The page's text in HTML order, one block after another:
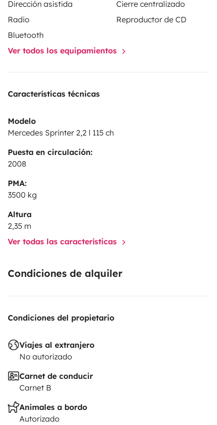
Dirección asistida
Cierre centralizado
Radio
Reproductor de CD
Bluetooth
Ver todos los equipamientos
Características técnicas
Modelo
Mercedes Sprinter 2,2 l 115 ch
Puesta en circulación:
2008
PMA:
3500 kg
Altura
2,35 m
Ver todas las características
Condiciones de alquiler
Condiciones del propietario
Viajes al extranjero
No autorizado
Carnet de conducir
Carnet B
Animales a bordo
Autorizado